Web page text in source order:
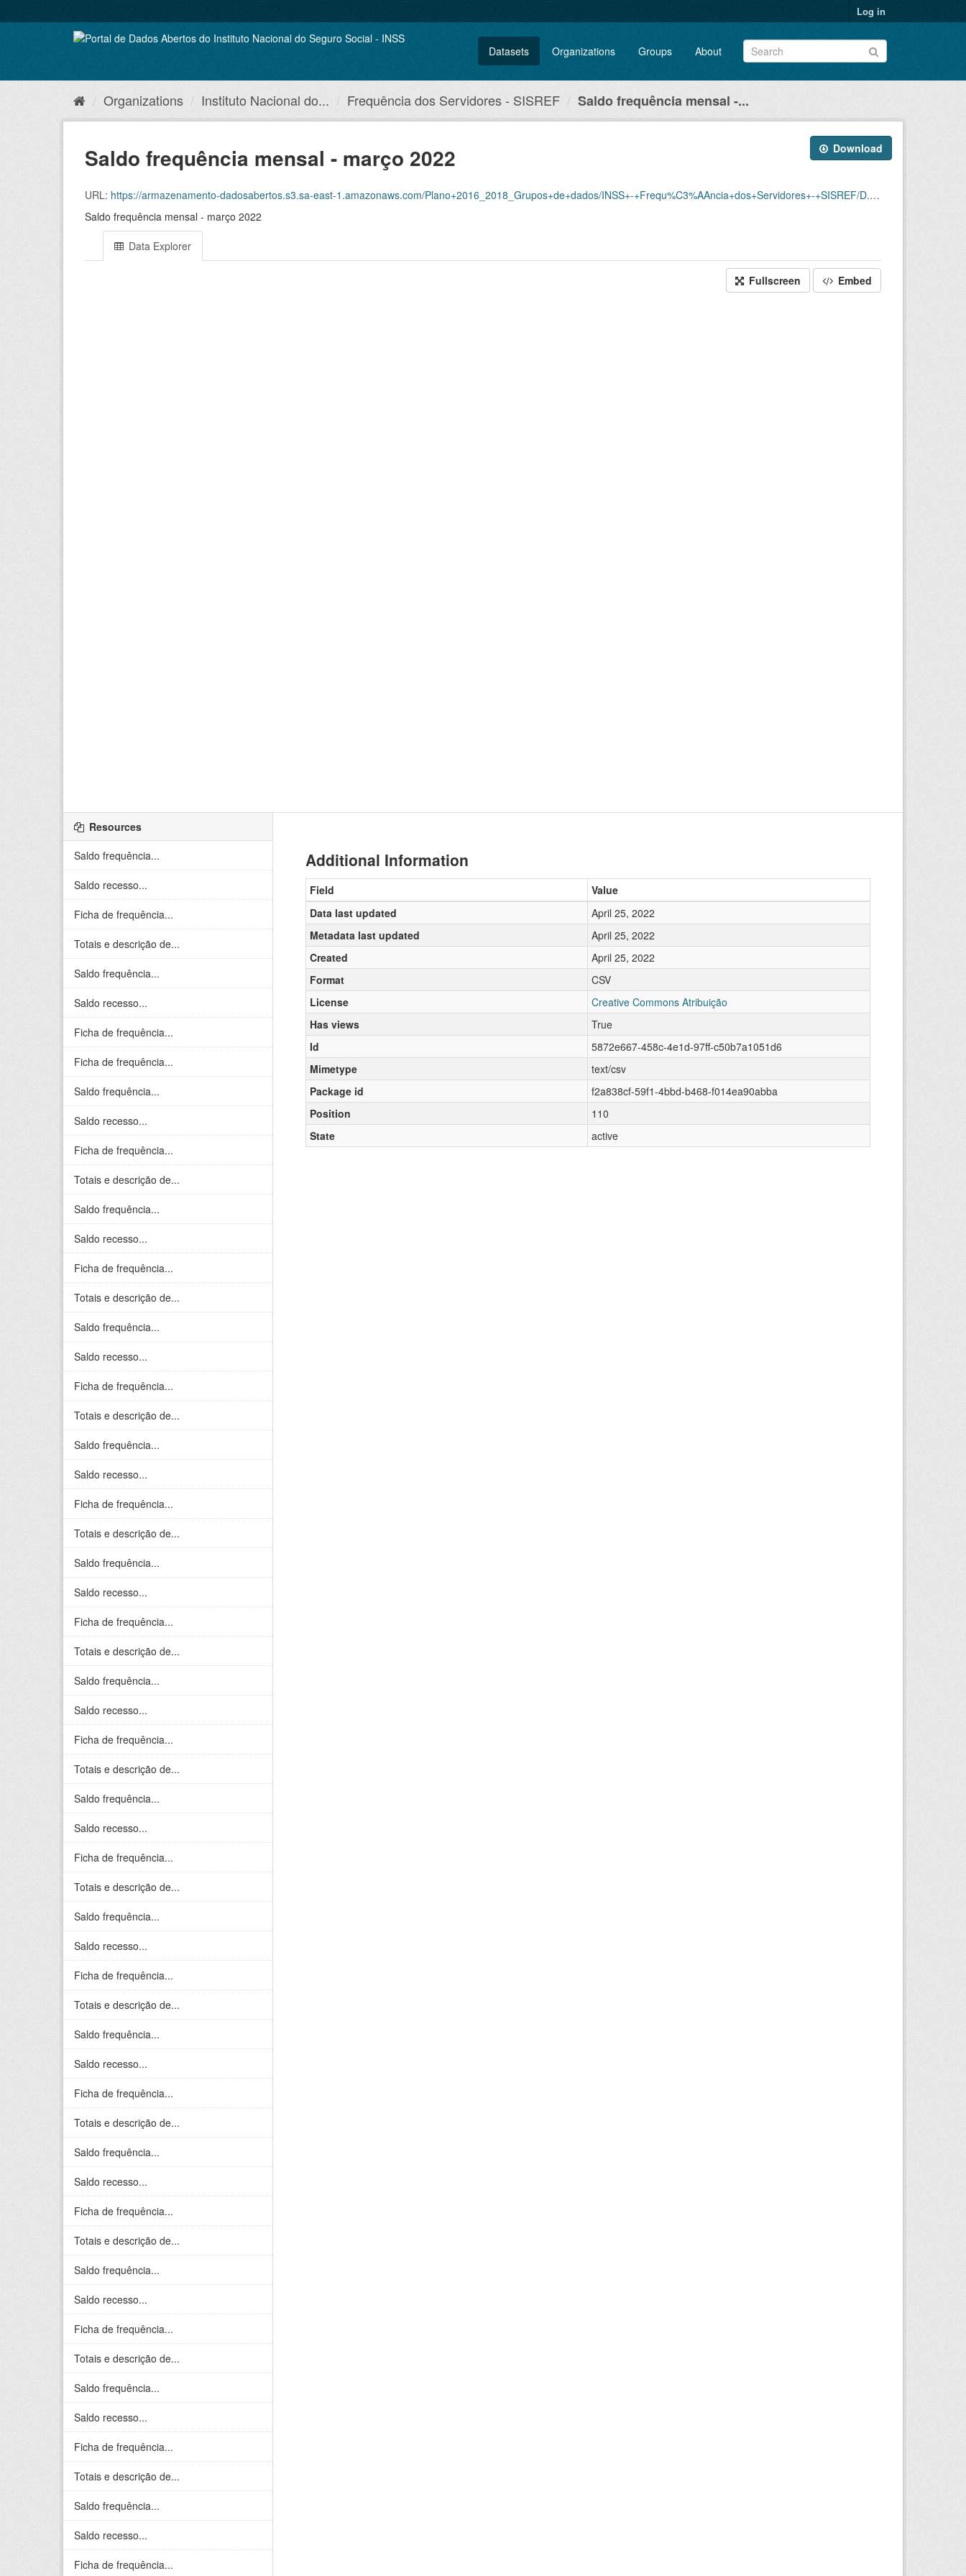
to
Log in
Datasets Organizations Groups About
Organizations Instituto Nacional do... Frequência dos Servidores - SISREF Saldo frequência mensal -...
Download
Saldo frequência mensal - março 2022
URL: https://armazenamento-dadosabertos.s3.sa-east-1.amazonaws.com/Plano+2016_2018_Grupos+de+dados/INSS+-+Frequ%C3%AAncia+dos+Servidores+-+SISREF/D.SRF.FQS.001.ACSINSS.202203.csv
Saldo frequência mensal - março 2022
Data Explorer
Fullscreen Embed
Resources
Saldo frequência...
Saldo recesso...
Ficha de frequência...
Totais e descrição de...
Saldo frequência...
Saldo recesso...
Ficha de frequência...
Ficha de frequência...
Saldo frequência...
Saldo recesso...
Ficha de frequência...
Totais e descrição de...
Saldo frequência...
Saldo recesso...
Ficha de frequência...
Totais e descrição de...
Saldo frequência...
Saldo recesso...
Ficha de frequência...
Totais e descrição de...
Saldo frequência...
Saldo recesso...
Ficha de frequência...
Totais e descrição de...
Saldo frequência...
Saldo recesso...
Ficha de frequência...
Totais e descrição de...
Saldo frequência...
Saldo recesso...
Ficha de frequência...
Totais e descrição de...
Saldo frequência...
Saldo recesso...
Ficha de frequência...
Totais e descrição de...
Saldo frequência...
Saldo recesso...
Ficha de frequência...
Totais e descrição de...
Saldo frequência...
Saldo recesso...
Ficha de frequência...
Totais e descrição de...
Saldo frequência...
Saldo recesso...
Ficha de frequência...
Totais e descrição de...
Saldo frequência...
Saldo recesso...
Ficha de frequência...
Totais e descrição de...
Saldo frequência...
Saldo recesso...
Ficha de frequência...
Totais e descrição de...
Saldo frequência...
Saldo recesso...
Ficha de frequência...
Additional Information
Field
Value
Data last updated
April 25, 2022
Metadata last updated
April 25, 2022
Created
April 25, 2022
Format
CSV
License
Creative Commons Atribuição
Has views
True
Id
5872e667-458c-4e1d-97ff-c50b7a1051d6
Mimetype
text/csv
Package id
f2a838cf-59f1-4bbd-b468-f014ea90abba
Position
110
State
active